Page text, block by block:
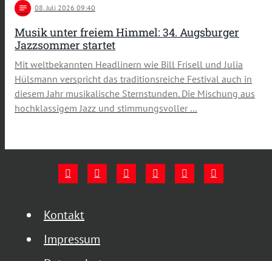
notes 08. Juli 2026 09:40
Musik unter freiem Himmel: 34. Augsburger
Jazzsommer startet
Mit weltbekannten Headlinern wie Bill Frisell und Julia
Hülsmann verspricht das traditionsreiche Festival auch in
diesem Jahr musikalische Sternstunden. Die Mischung aus
hochklassigem Jazz und stimmungsvoller …
Kontakt
Impressum